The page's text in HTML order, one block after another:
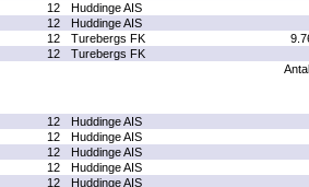
12
Huddinge AIS
12
Huddinge AIS
12 Turebergs FK
12
Turebergs FK
12
Huddinge AIS
12
Huddinge AIS
12
Huddinge AIS
12
Huddinge AIS
12
Huddinge AIS